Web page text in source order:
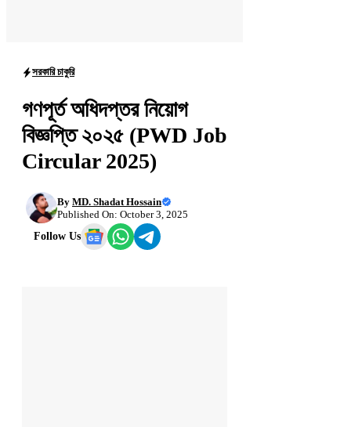
সরকারি চাকুরি
গণপূর্ত অধিদপ্তর নিয়োগ
বিজ্ঞপ্তি ২০২৫ (PWD Job
Circular 2025)
By MD. Shadat Hossain
Published On: October 3, 2025
Follow Us